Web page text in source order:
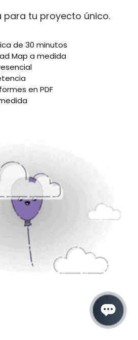
para tu proyecto único.
de 30 minutos
Map a medida
en PDF